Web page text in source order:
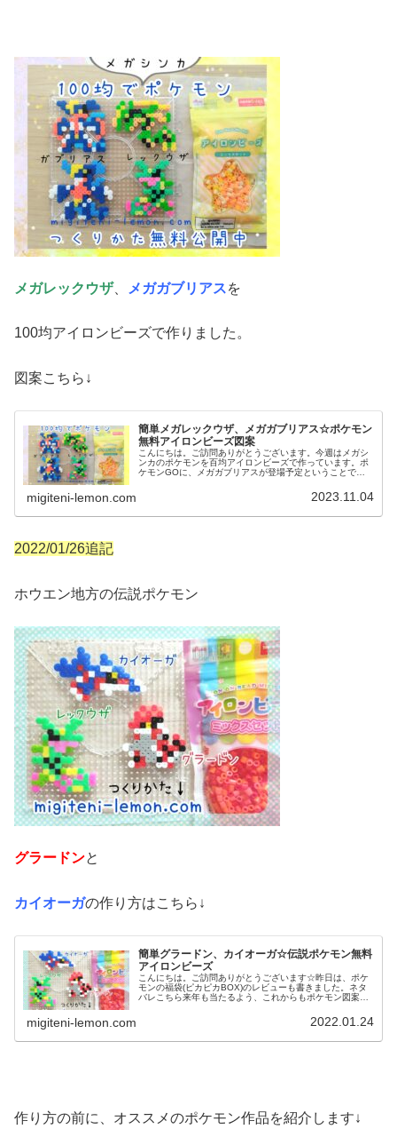
メガレックウザ、 メガガブリアスを
100均アイロンビーズで作りました。
図案こちら↓
簡単メガレックウザ、メガガブリアス☆ポケモン
無料アイロンビーズ図案
こんにちは。ご訪問ありがとうございます。今週はメガシ
ンカのポケモンを百均アイロンビーズで作っています。ポ
ケモンGOに、メガガブリアスが登場予定ということで、
migiteni-lemon.com 2023.11.04
2022/01/26追記
ホウエン地方の伝説ポケモン
グラードンと
カイオーガの作り方はこちら↓
簡単グラードン、カイオーガ☆伝説ポケモン無料
アイロンビーズ
こんにちは。ご訪問ありがとうございます☆昨日は、ポケ
モンの福袋(ピカピカBOX)のレビューも書きました。ネタ
バレこちら来年も当たるよう、これからもポケモン図案た
migiteni-lemon.com 2022.01.24
作り方の前に、オススメのポケモン作品を紹介します↓